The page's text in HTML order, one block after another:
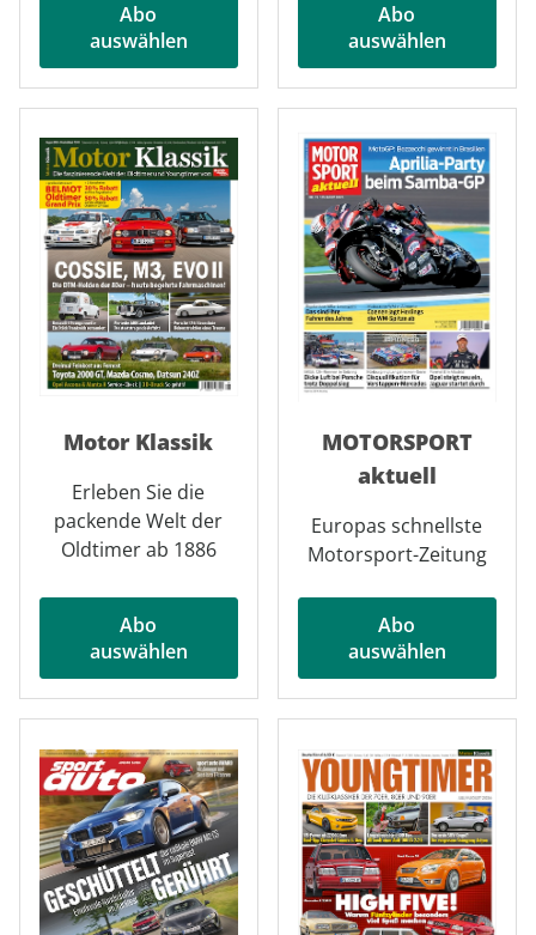
Abo
auswählen
Abo
auswählen
Motor Klassik
Erleben Sie die
packende Welt der
Oldtimer ab 1886
Abo
auswählen
MOTORSPORT
aktuell
Europas schnellste
Motorsport-Zeitung
Abo
auswählen